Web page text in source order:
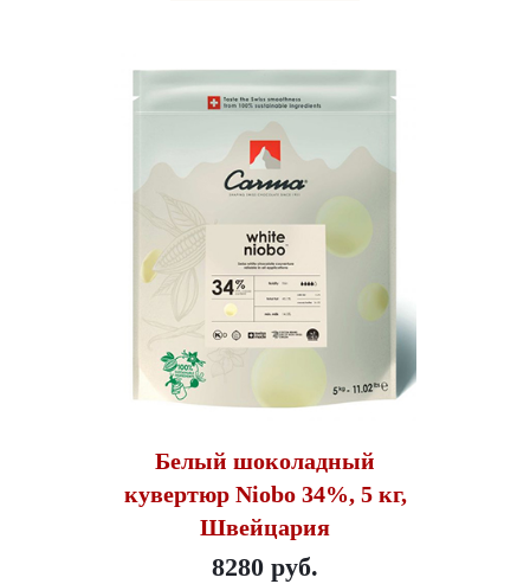
Белый шоколадный
кувертюр Niobo 34%, 5 кг,
Швейцария
8280 руб.